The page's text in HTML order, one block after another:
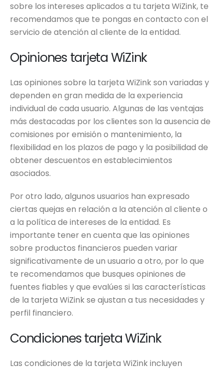
sobre los intereses aplicados a tu tarjeta WiZink, te
recomendamos que te pongas en contacto con el
servicio de atención al cliente de la entidad.
Opiniones tarjeta WiZink
Las opiniones sobre la tarjeta WiZink son variadas y
dependen en gran medida de la experiencia
individual de cada usuario. Algunas de las ventajas
más destacadas por los clientes son la ausencia de
comisiones por emisión o mantenimiento, la
flexibilidad en los plazos de pago y la posibilidad de
obtener descuentos en establecimientos
asociados.
Por otro lado, algunos usuarios han expresado
ciertas quejas en relación a la atención al cliente o
a la política de intereses de la entidad. Es
importante tener en cuenta que las opiniones
sobre productos financieros pueden variar
significativamente de un usuario a otro, por lo que
te recomendamos que busques opiniones de
fuentes fiables y que evalúes si las características
de la tarjeta WiZink se ajustan a tus necesidades y
perfil financiero.
Condiciones tarjeta WiZink
Las condiciones de la tarjeta WiZink incluyen